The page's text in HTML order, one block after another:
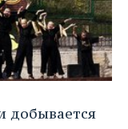
добывается